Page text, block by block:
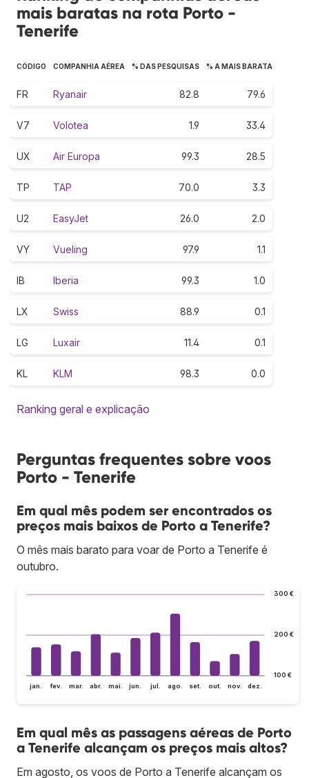
mais baratas na rota Porto -
Tenerife
CÓDIGO COMPANHIA AÉREA % DAS PESQUISAS % A MAIS BARATA
FR Ryanair 82.8 79.6
V7 Volotea 1.9 33.4
UX Air Europa 99.3 28.5
TP TAP 70.0 3.3
U2 EasyJet 26.0 2.0
VY Vueling 97.9 1.1
IB Iberia 99.3 1.0
LX Swiss 88.9 0.1
LG Luxair 11.4 0.1
KL KLM 98.3 0.0
Ranking geral e explicação
Perguntas frequentes sobre voos
Porto - Tenerife
Em qual mês podem ser encontrados os
preços mais baixos de Porto a Tenerife?
O mês mais barato para voar de Porto a Tenerife é
outubro.
100 €
200 €
300 €
jan. fev. mar. abr. mai. jun. jul. ago. set. out. nov. dez.
Em qual mês as passagens aéreas de Porto
a Tenerife alcançam os preços mais altos?
Em agosto, os voos de Porto a Tenerife alcançam os